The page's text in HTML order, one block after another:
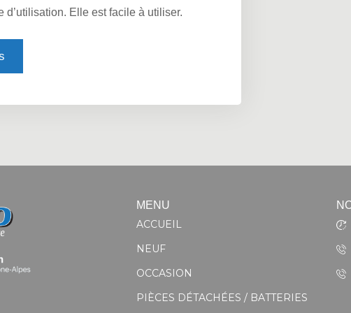
d’utilisation. Elle est facile à utiliser.
MENU
ACCUEIL
NEUF
OCCASION
PIÈCES DÉTACHÉES / BATTERIES